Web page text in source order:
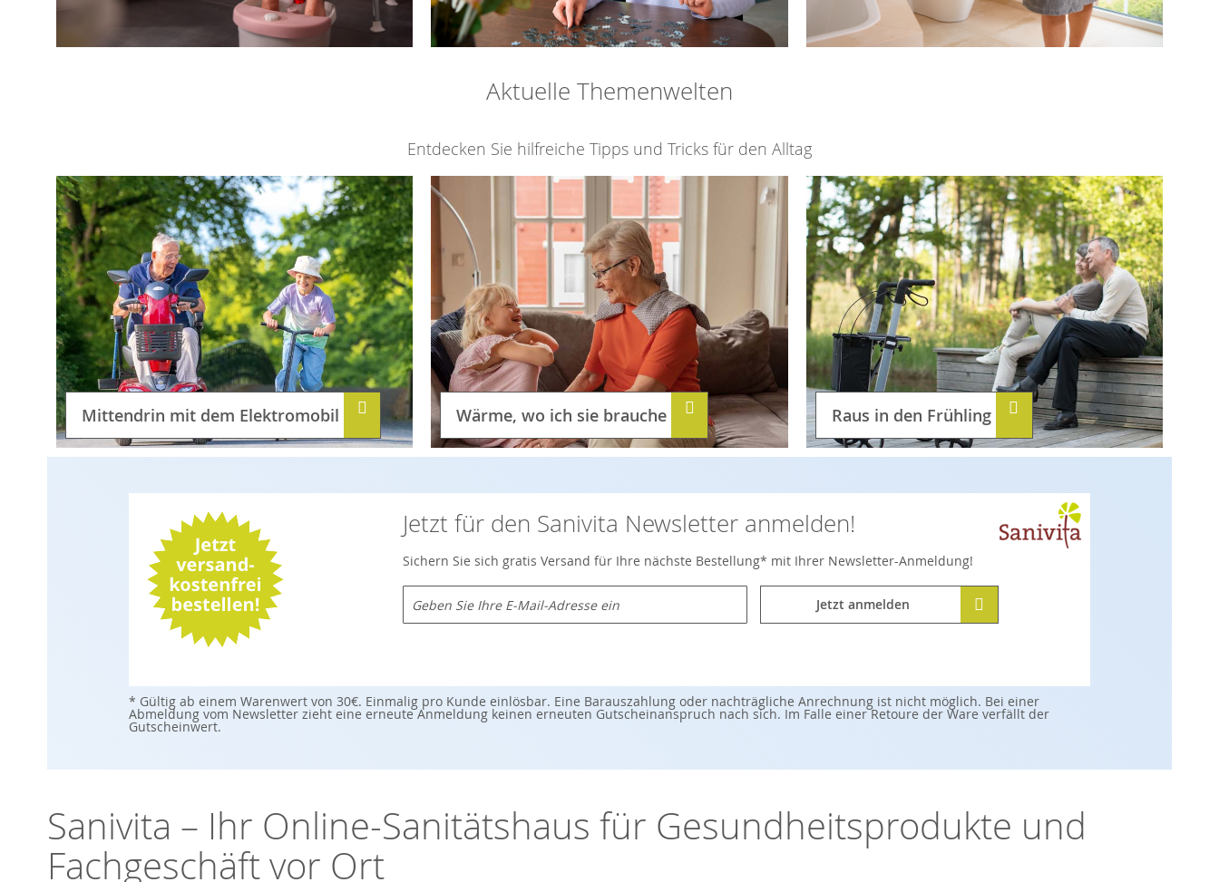
Aktuelle Themenwelten
Entdecken Sie hilfreiche Tipps und Tricks für den Alltag
Mittendrin mit dem Elektromobil Wärme, wo ich sie brauche Raus in den Frühling
Jetzt für den Sanivita Newsletter anmelden!
Sichern Sie sich gratis Versand für Ihre nächste Bestellung* mit Ihrer Newsletter-Anmeldung!
M
d
e
s
i
ü
s
e
r
Jetzt anmelden
* Gültig ab einem Warenwert von 30€. Einmalig pro Kunde einlösbar. Eine Barauszahlung oder nachträgliche Anrechnung ist nicht möglich. Bei einer
Abmeldung vom Newsletter zieht eine erneute Anmeldung keinen erneuten Gutscheinanspruch nach sich. Im Falle einer Retoure der Ware verfällt der
Gutscheinwert.
Sanivita – Ihr Online-Sanitätshaus für Gesundheitsprodukte und
Fachgeschäft vor Ort